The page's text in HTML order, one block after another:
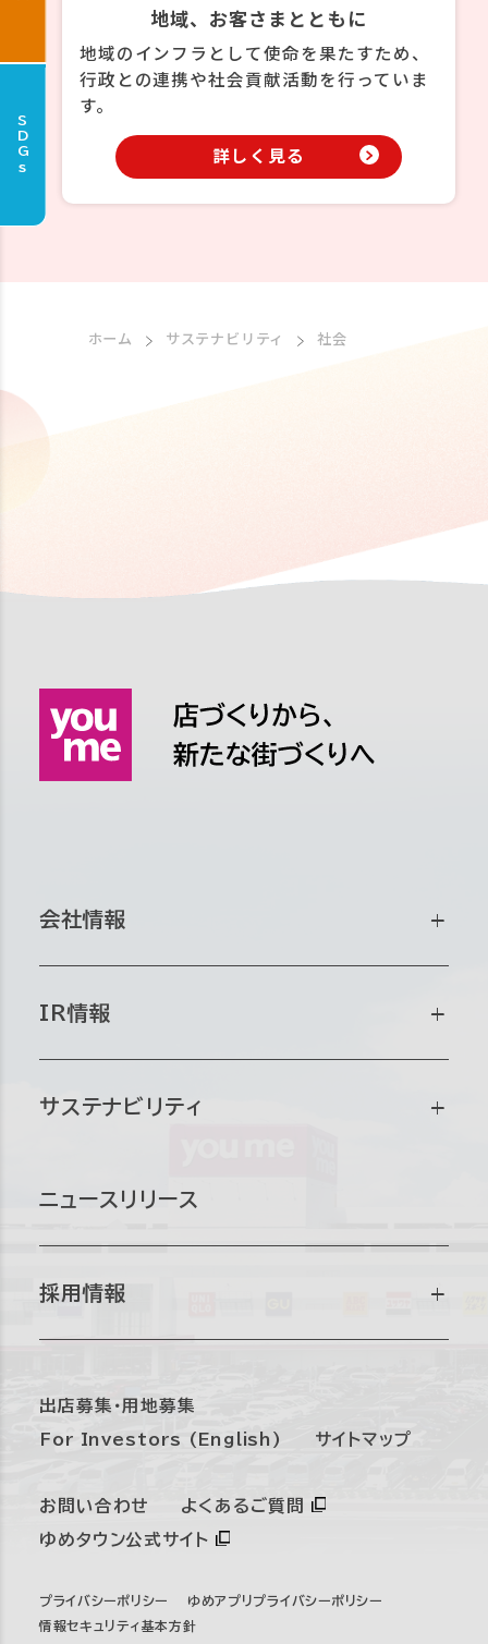
SDGs
地域、お客さまとともに
地域のインフラとして使命を果たすため、
行政との連携や社会貢献活動を行っていま
す。
詳しく見る
ホーム サステナビリティ 社会
会社情報
会社情報トップ
会社概要
事業紹介
組織図
IR情報
IR情報トップ
企業情報
IRライブラリ
IRニュース
個人投資家の皆さまへ
サステナビリティ
サステナビリティマネジメント
マテリアリティ
社会
ガバナンス
SDGs
ニュースリリース
採用情報
第二新卒・経験者採用
パート・アルバイト採用
出店募集・用地募集
For Investors (English)
サイトマップ
お問い合わせ
よくあるご質問
ゆめタウン公式サイト
プライバシーポリシー
ゆめアプリプライバシーポリシー
情報セキュリティ基本方針